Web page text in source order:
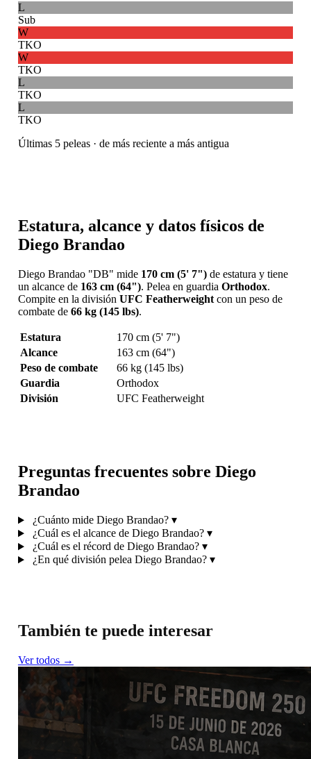
L
Sub
W
TKO
W
TKO
L
TKO
L
TKO
Últimas 5 peleas · de más reciente a más antigua
Estatura, alcance y datos físicos de
Diego Brandao
Diego Brandao "DB" mide 170 cm (5' 7")de estatura y tiene
un alcance de 163 cm (64"). Pelea en guardia Orthodox.
Compite en la división UFC Featherweightcon un peso de
combate de 66 kg (145 lbs).
Estatura
170 cm (5' 7")
Alcance
163 cm (64")
Peso de combate
66 kg (145 lbs)
Guardia
Orthodox
División
UFC Featherweight
Preguntas frecuentes sobre Diego
Brandao
¿Cuánto mide Diego Brandao? ▾
¿Cuál es el alcance de Diego Brandao? ▾
¿Cuál es el récord de Diego Brandao? ▾
¿En qué división pelea Diego Brandao? ▾
También te puede interesar
Ver todos →